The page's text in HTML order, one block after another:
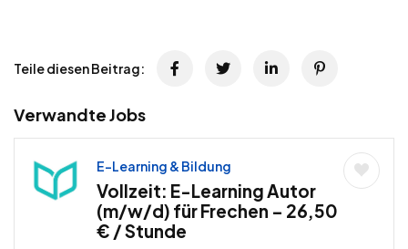
Teile diesen Beitrag:
Verwandte Jobs
E-Learning & Bildung
Vollzeit: E-Learning Autor
(m/w/d) für Frechen – 26,50
€ / Stunde